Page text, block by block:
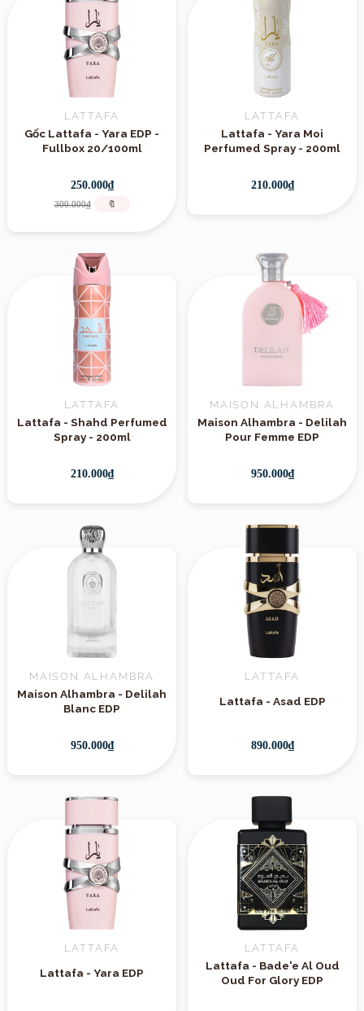
LATTAFA
Gốc Lattafa - Yara EDP -
Fullbox 20/100ml
250.000₫
300.000₫ 🔖
LATTAFA
Lattafa - Yara Moi
Perfumed Spray - 200ml
210.000₫
LATTAFA
Lattafa - Shahd Perfumed
Spray - 200ml
210.000₫
MAISON ALHAMBRA
Maison Alhambra - Delilah
Pour Femme EDP
950.000₫
MAISON ALHAMBRA
Maison Alhambra - Delilah
Blanc EDP
950.000₫
LATTAFA
Lattafa - Asad EDP
890.000₫
LATTAFA
Lattafa - Yara EDP
LATTAFA
Lattafa - Bade'e Al Oud
Oud For Glory EDP